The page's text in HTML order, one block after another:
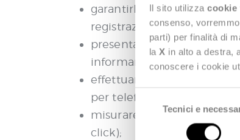
Il sito utilizza cookie
consenso,
parti) per finalità di
la X in alto a destra,
conoscere i cookie
S
Tecnici e
garantirLe l’accesso ai
registrazioni di webinar ed
presentare campagne di
informarLa in merito a
effettuare ricerche di
per telefono, con
misurare la performance
click);